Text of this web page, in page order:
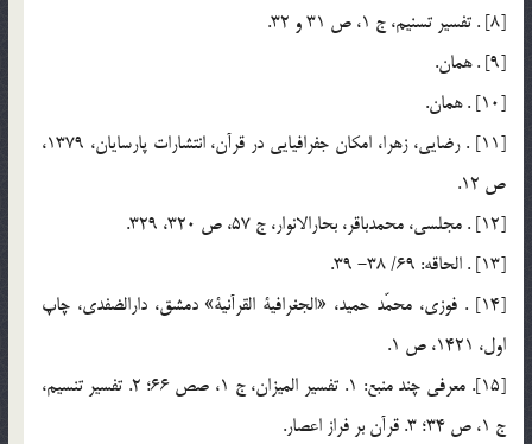
[8] . تفسير تسنيم، ج 1، ص 31 و 32.
[9] . همان.
[10] . همان.
[11] . رضايي، زهرا، امكان جفرافيايي در قرآن، انتشارات پارسايان، 1379،
ص 12.
[12] . مجلسي، محمدباقر، بحارالانوار، ج 57، ص 320، 329.
[13] . الحاقه: 69/ 38- 39.
[14] . فوزي، محمّد حميد، «الجغرافية القرآنية»‌ دمشق، دارالضفدي، چاپ
اول، 1421، ص 1.
[15]. معرفي چند منبع: 1. تفسير الميزان، ج 1، صص 66؛ 2. تفسير تنسيم،
ج 1، ص 34؛ 3. قرآن بر فراز اعصار.